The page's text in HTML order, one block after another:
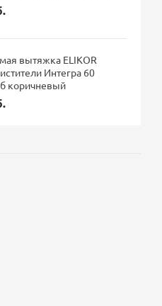
вытяжка ELIKOR
Интегра 60
коричневый